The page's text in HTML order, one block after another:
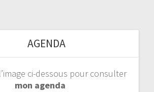
AGENDA
ci-dessous pour consulter
mon agenda